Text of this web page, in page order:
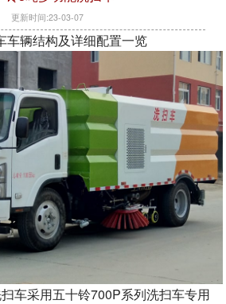
更新时间:23-03-07
车辆结构及详细配置一览
车采用五十铃700P系列洗扫车专用